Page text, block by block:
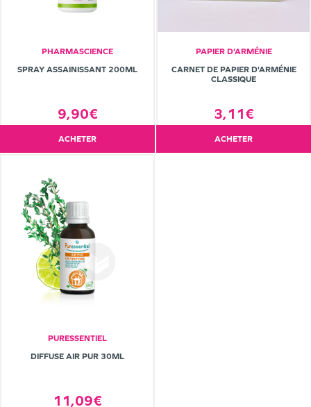
PHARMASCIENCE
SPRAY ASSAINISSANT 200ML
9,90€
ACHETER
PAPIER D'ARMÉNIE
CARNET DE PAPIER D'ARMÉNIE
CLASSIQUE
3,11€
ACHETER
PURESSENTIEL
DIFFUSE AIR PUR 30ML
11,09€